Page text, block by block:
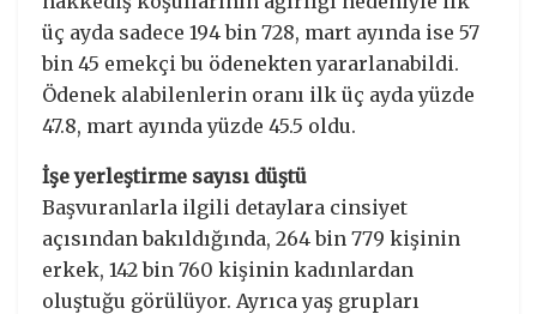
üç ayda sadece 194 bin 728, mart ayında ise 57
bin 45 emekçi bu ödenekten yararlanabildi.
Ödenek alabilenlerin oranı ilk üç ayda yüzde
47.8, mart ayında yüzde 45.5 oldu.
İşe yerleştirme sayısı düştü
Başvuranlarla ilgili detaylara cinsiyet
açısından bakıldığında, 264 bin 779 kişinin
erkek, 142 bin 760 kişinin kadınlardan
oluştuğu görülüyor. Ayrıca yaş grupları